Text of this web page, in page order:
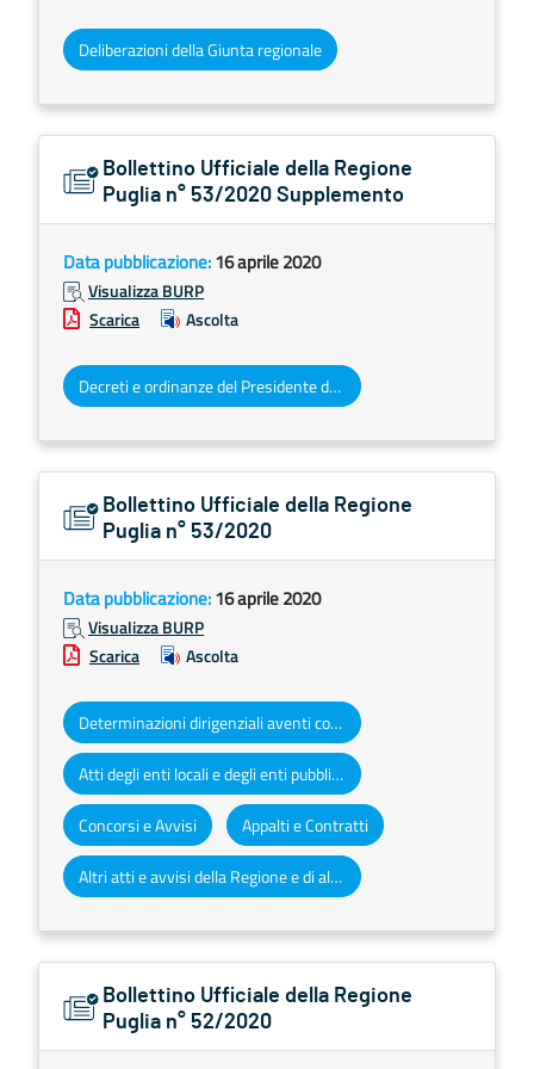
Deliberazioni della Giunta regionale
Bollettino Ufficiale della Regione
Puglia n° 53/2020 Supplemento
Data pubblicazione:16 aprile 2020
Visualizza BURP
Scarica
Ascolta
Decreti e ordinanze del Presidente della Giunta regionale
Bollettino Ufficiale della Regione
Puglia n° 53/2020
Data pubblicazione:16 aprile 2020
Visualizza BURP
Scarica
Ascolta
Determinazioni dirigenziali aventi contenuto di interesse generale
Atti degli enti locali e degli enti pubblici e privati
Concorsi e Avvisi Appalti e Contratti
Altri atti e avvisi della Regione e di altri enti pubblici che interessano la collettività regionale
Bollettino Ufficiale della Regione
Puglia n° 52/2020